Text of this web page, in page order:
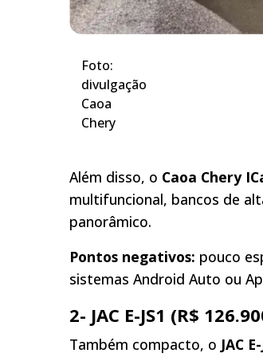
Foto:
divulgação
Caoa
Chery
Além disso, o Caoa Chery
multifuncional, bancos de
panorâmico.
Pontos negativos: pouco
sistemas Android Auto ou
2- JAC E-JS1 (R$
Também compacto, o JAC